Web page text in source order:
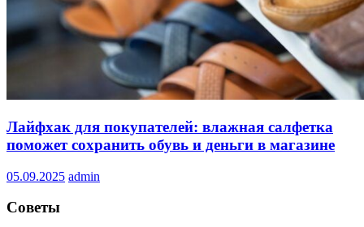
Лайфхак для покупателей: влажная салфетка
поможет сохранить обувь и деньги в магазине
05.09.2025 admin
Советы